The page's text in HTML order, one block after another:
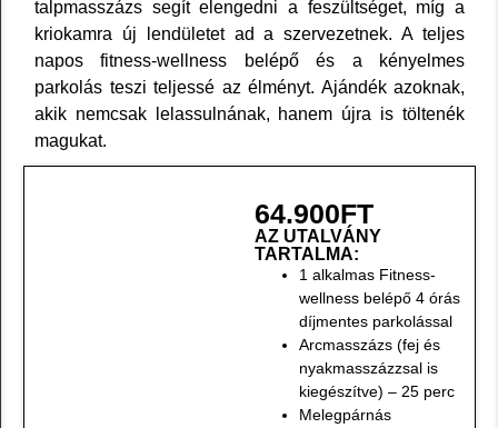
talpmasszázs segít elengedni a feszültséget, míg a
kriokamra új lendületet ad a szervezetnek. A teljes
napos fitness-wellness belépő és a kényelmes
parkolás teszi teljessé az élményt. Ajándék azoknak,
akik nemcsak lelassulnának, hanem újra is töltenék
magukat.
64.900FT
AZ UTALVÁNY
TARTALMA:
1 alkalmas Fitness-
wellness belépő 4 órás
díjmentes parkolással
Arcmasszázs (fej és
nyakmasszázzsal is
kiegészítve) – 25 perc
Melegpárnás